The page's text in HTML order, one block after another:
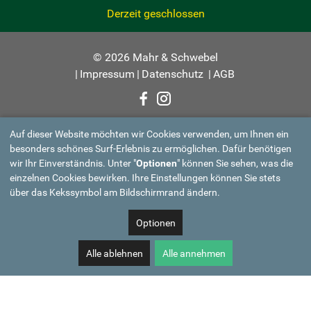
Derzeit geschlossen
© 2026 Mahr & Schwebel
| Impressum | Datenschutz | AGB
Auf dieser Website möchten wir Cookies verwenden, um Ihnen ein
besonders schönes Surf-Erlebnis zu ermöglichen. Dafür benötigen
wir Ihr Einverständnis. Unter "Optionen" können Sie sehen, was die
einzelnen Cookies bewirken. Ihre Einstellungen können Sie stets
über das Kekssymbol am Bildschirmrand ändern.
Optionen
Alle ablehnen Alle annehmen